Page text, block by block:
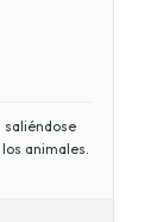
saliéndose
animales.